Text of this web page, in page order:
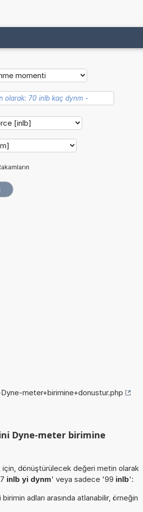
meter+birimine+donustur.php
Dyne-meter birimine
dönüştürülecek değeri metin olarak
inlb yi dynm' veya sadece '99 inlb':
adları arasında atlanabilir, örneğin